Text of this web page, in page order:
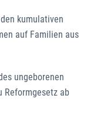
kumulativen
auf Familien aus
ungeborenen
Reformgesetz ab